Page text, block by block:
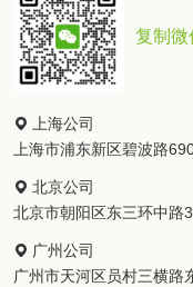
复制微
上海公司
上海市浦东新区碧波路
北京公司
北京市朝阳区东三环中路
广州公司
广州市天河区员村三横路